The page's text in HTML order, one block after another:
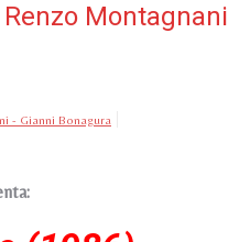
Montagnani
- Gianni Bonagura